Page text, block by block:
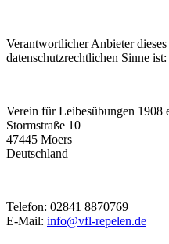
Verantwortlicher Anbieter
datenschutzrechtlichen Sinne ist:
Verein für Leibesübungen 1908
Stormstraße 10
47445 Moers
Deutschland
Telefon: 02841 8870769
E-Mail: info@vfl-repelen.de